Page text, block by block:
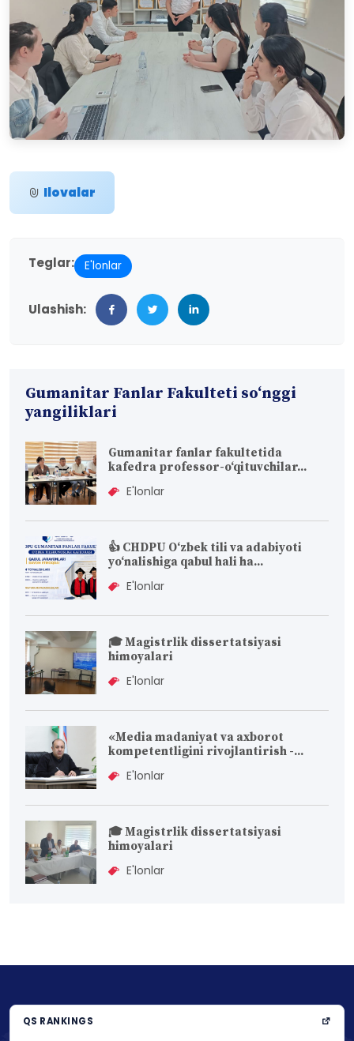
Ilovalar
Teglar: E'lonlar
Ulashish:
Gumanitar Fanlar Fakulteti so‘nggi
yangiliklari
Gumanitar fanlar fakultetida
kafedra professor-o‘qituvchilar...
E'lonlar
👍 CHDPU O‘zbek tili va adabiyoti
yo‘nalishiga qabul hali ha...
E'lonlar
🎓 Magistrlik dissertatsiyasi
himoyalari
E'lonlar
«Media madaniyat va axborot
kompetentligini rivojlantirish -...
E'lonlar
🎓 Magistrlik dissertatsiyasi
himoyalari
E'lonlar
QS RANKINGS